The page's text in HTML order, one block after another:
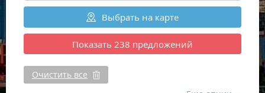
Выбрать на карте
Показать 238 предложений
Очистить все